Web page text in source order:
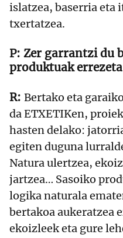
islatzea, baserria eta
txertatzea.
Zer garrantzi du
produktuak
Bertako eta
da ETXETIKen,
hasten delako:
egiten duguna
Natura ulertzea,
jartzea… Sasoiko
logika naturala
bertakoa aukeratzea
ekoizleek eta gure